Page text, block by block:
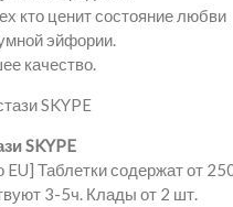
кто ценит состояние любви
эйфории.
качество.
SKYPE
EU] Таблетки содержат от
3-5ч. Клады от 2 шт.